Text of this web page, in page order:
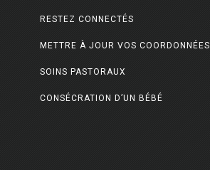
RESTEZ CONNECTÉS
METTRE À JOUR VOS COORDONNÉES
SOINS PASTORAUX
CONSÉCRATION D’UN BÉBÉ